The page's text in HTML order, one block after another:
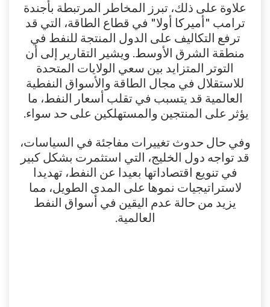
علاوة على ذلك، تبرز المخاطر المرتبطة بأجندة
ترامب "أميركا أولا" في قطاع الطاقة، التي قد
ترفع التكاليف على الدول المنتجة للنفط في
منطقة الشرق الأوسط. ويشير التقارير إلى أن
التوتر المتزايد بين سعي الولايات المتحدة
للاستقلال في مجال الطاقة والأسواق النفطية
العالمية قد يتسبب في تقلب أسعار النفط، ما
يؤثر على المنتجين والمستهلكين على حد سواء.
وفي حال حدوث تغييرات مفاجئة في السياسات،
قد تواجه دول الخليج، التي استثمرت بشكل كبير
في تنويع اقتصاداتها بعيدا عن النفط، تهديدا
لاستراتيجيات نموها على المدى الطويل، مما
يزيد من حالة عدم اليقين في أسواق النفط
العالمية.